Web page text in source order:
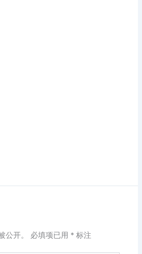
公开。 必填项已用 * 标注